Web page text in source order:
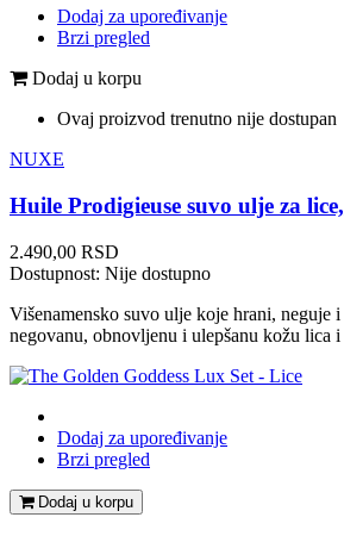
Dodaj za upoređivanje
Brzi pregled
Dodaj u korpu
Ovaj proizvod trenutno nije dostupan
NUXE
Huile Prodigieuse suvo ulje za
Cena
2.490,00 RSD
Dostupnost: Nije dostupno
Višenamensko suvo ulje koje hrani, neguje
negovanu, obnovljenu i ulepšanu kožu lica i
Dodaj za upoređivanje
Brzi pregled
Dodaj u korpu